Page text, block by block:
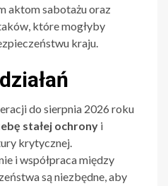
aktom sabotażu oraz
które mogłyby
kraju.
do sierpnia 2026 roku
stałej ochrony i
krytycznej.
i współpraca między
są niezbędne, aby